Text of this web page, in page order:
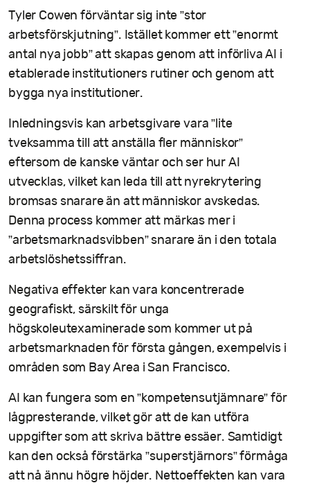
Tyler Cowen förväntar sig inte ”stor
arbetsförskjutning”. Istället kommer ett ”enormt
antal nya jobb” att skapas genom att införliva AI i
etablerade institutioners rutiner och genom att
bygga nya institutioner.
Inledningsvis kan arbetsgivare vara ”lite
tveksamma till att anställa fler människor”
eftersom de kanske väntar och ser hur AI
utvecklas, vilket kan leda till att nyrekrytering
bromsas snarare än att människor avskedas.
Denna process kommer att märkas mer i
”arbetsmarknadsvibben” snarare än i den totala
arbetslöshetssiffran.
Negativa effekter kan vara koncentrerade
geografiskt, särskilt för unga
högskoleutexaminerade som kommer ut på
arbetsmarknaden för första gången, exempelvis i
områden som Bay Area i San Francisco.
AI kan fungera som en ”kompetensutjämnare” för
lågpresterande, vilket gör att de kan utföra
uppgifter som att skriva bättre essäer. Samtidigt
kan den också förstärka ”superstjärnors” förmåga
att nå ännu högre höjder. Nettoeffekten kan vara